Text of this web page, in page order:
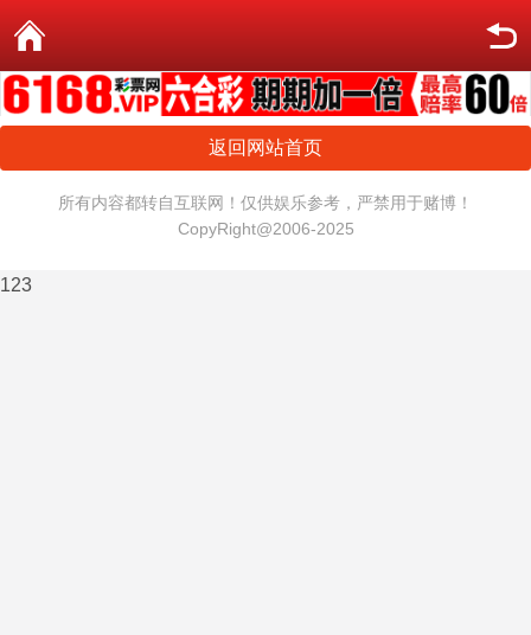
返回网站首页
所有内容都转自互联网！仅供娱乐参考，严禁用于赌博！
CopyRight@2006-2025
123